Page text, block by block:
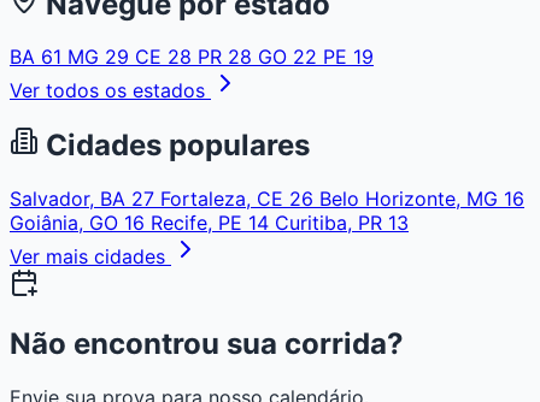
BA 61 MG 29 CE 28 PR 28 GO 22 PE 19
Ver todos os estados
Cidades populares
Salvador, BA 27 Fortaleza, CE 26 Belo Horizonte, MG 16
Goiânia, GO 16 Recife, PE 14 Curitiba, PR 13
Ver mais cidades
Não encontrou sua corrida?